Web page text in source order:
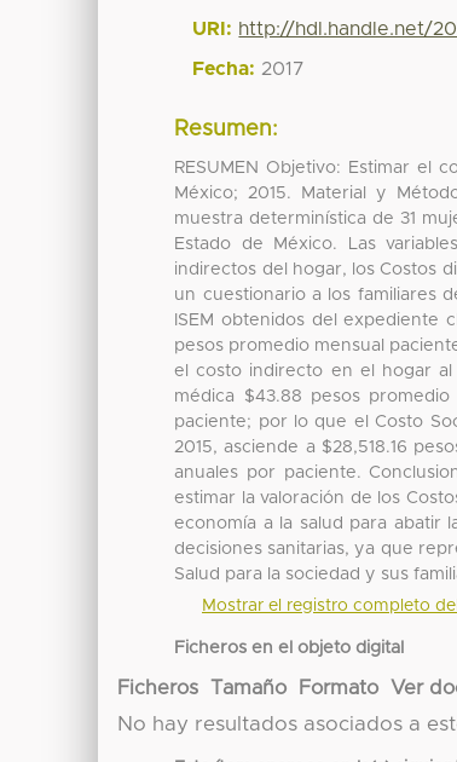
URI: http://hdl.handle.net/
Fecha: 2017
Resumen:
RESUMEN Objetivo: Estimar el
México; 2015. Material y
muestra determinística de 31
Estado de México. Las
indirectos del hogar, los Costos
un cuestionario a los familiares
ISEM obtenidos del expediente
pesos promedio mensual
el costo indirecto en el hogar
médica $43.88 pesos
paciente; por lo que el Costo
2015, asciende a $28,518.16
anuales por paciente.
estimar la valoración de los
economía a la salud para abatir
decisiones sanitarias, ya que
Salud para la sociedad y sus
Mostrar el registro completo
Ficheros en el objeto digital
Ficheros Tamaño Formato
Ver
No hay resultados asociados a